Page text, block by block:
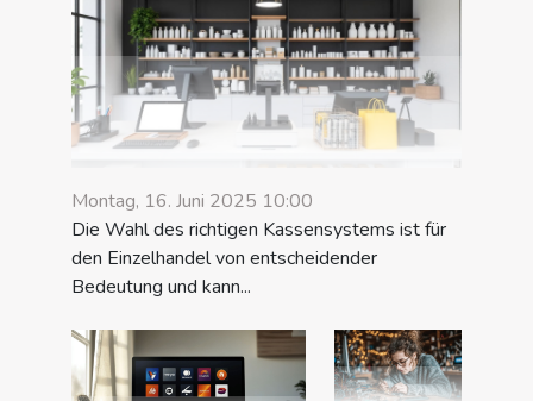
Montag, 16. Juni 2025 10:00
Die Wahl des richtigen Kassensystems ist für
den Einzelhandel von entscheidender
Bedeutung und kann...